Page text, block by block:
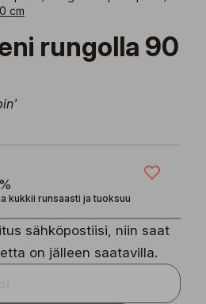
cm
kukkii runsaasti ja tuoksuu
sähköpostiisi, niin saat
on jälleen saatavilla.